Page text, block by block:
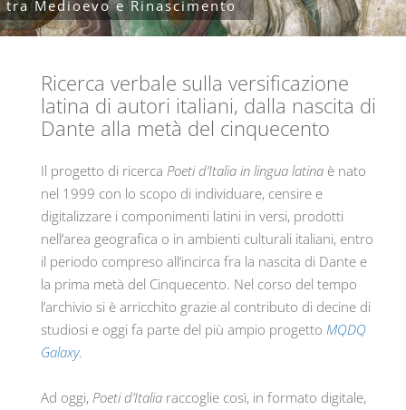
tra Medioevo e Rinascimento
Ricerca verbale sulla versificazione
latina di autori italiani, dalla nascita di
Dante alla metà del cinquecento
Il progetto di ricerca Poeti d’Italia in lingua latinaè nato
nel 1999 con lo scopo di individuare, censire e
digitalizzare i componimenti latini in versi, prodotti
nell’area geografica o in ambienti culturali italiani, entro
il periodo compreso all’incirca fra la nascita di Dante e
la prima metà del Cinquecento. Nel corso del tempo
l’archivio si è arricchito grazie al contributo di decine di
studiosi e oggi fa parte del più ampio progetto MQDQ
Galaxy.
Ad oggi, Poeti d’Italiaraccoglie così, in formato digitale,